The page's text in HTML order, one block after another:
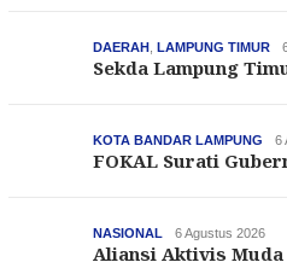
DAERAH LAMPUNG TIMUR
Sekda Lampung
KOTA BANDAR LAMPUNG 6
FOKAL Surati
NASIONAL 6 Agustus 2026
Aliansi Aktivis